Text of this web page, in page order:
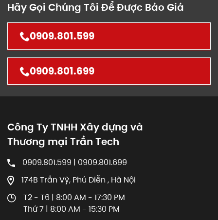
Hãy Gọi Chúng Tôi Để Được Báo Giá
0909.801.599
0909.801.699
Công Ty TNHH Xây dựng và
Thương mại Trần Tech
0909.801.599 | 0909.801.699
174B Trần Vỹ, Phú Diễn , Hà Nội
T2 - T6 | 8:00 AM - 17:30 PM
Thứ 7 | 8:00 AM - 15:30 PM